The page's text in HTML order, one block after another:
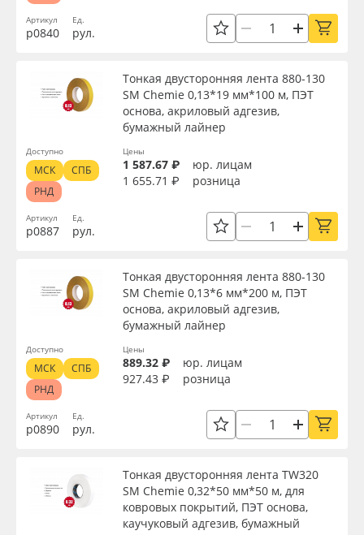
Артикул
р0840
Ед.
рул.
Артикул
р0887
Тонкая двусторонняя лента 880-130
SM Chemie 0,13*19 мм*100 м, ПЭТ
основа, акриловый адгезив,
бумажный лайнер
Ед.
рул.
Цены
1 587.67 ₽
юр. лицам
1 655.71 ₽
розница
Доступно
МСК
СПБ
РНД
Артикул
р0890
Тонкая двусторонняя лента 880-130
SM Chemie 0,13*6 мм*200 м, ПЭТ
основа, акриловый адгезив,
бумажный лайнер
Ед.
рул.
Цены
889.32 ₽
юр. лицам
927.43 ₽
розница
Доступно
МСК
СПБ
РНД
Тонкая двусторонняя лента TW320
SM Chemie 0,32*50 мм*50 м, для
ковровых покрытий, ПЭТ основа,
каучуковый адгезив, бумажный